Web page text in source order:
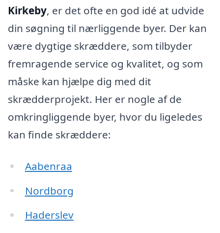
Kirkeby, er det ofte en god idé at udvide
din søgning til nærliggende byer. Der kan
være dygtige skræddere, som tilbyder
fremragende service og kvalitet, og som
måske kan hjælpe dig med dit
skrædderprojekt. Her er nogle af de
omkringliggende byer, hvor du ligeledes
kan finde skræddere:
Aabenraa
Nordborg
Haderslev